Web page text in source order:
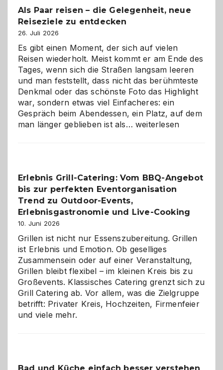
Als Paar reisen – die Gelegenheit, neue
Reiseziele zu entdecken
26. Juli 2026
Es gibt einen Moment, der sich auf vielen
Reisen wiederholt. Meist kommt er am Ende des
Tages, wenn sich die Straßen langsam leeren
und man feststellt, dass nicht das berühmteste
Denkmal oder das schönste Foto das Highlight
war, sondern etwas viel Einfacheres: ein
Gespräch beim Abendessen, ein Platz, auf dem
man länger geblieben ist als… Als
Gelegenheit,
neue
zu
weiterlesen
Erlebnis Grill-Catering: Vom BBQ-Angebot
bis zur perfekten Eventorganisation
Trend zu Outdoor-Events,
Erlebnisgastronomie und Live-Cooking
10. Juni 2026
Grillen ist nicht nur Essenszubereitung. Grillen
ist Erlebnis und Emotion. Ob geselliges
Zusammensein oder auf einer Veranstaltung,
Grillen bleibt flexibel – im kleinen Kreis bis zu
Großevents. Klassisches Catering grenzt sich zu
Grill Catering ab. Vor allem, was die Zielgruppe
betrifft: Privater Kreis, Hochzeiten, Firmenfeier
und viele mehr.